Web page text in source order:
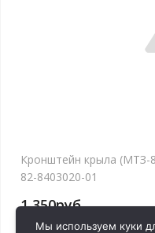
Кронштейн крыла (МТЗ-
82-8403020-01
1,350руб.
Мы используем куки